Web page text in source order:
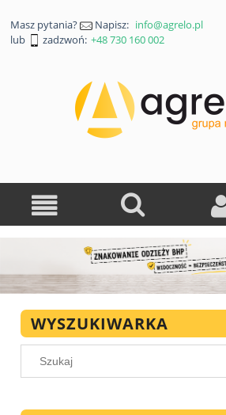
Masz pytania? Napisz: info@agrelo.pl
lub
zadzwoń: +48 730 160 002
WYSZUKIWARKA